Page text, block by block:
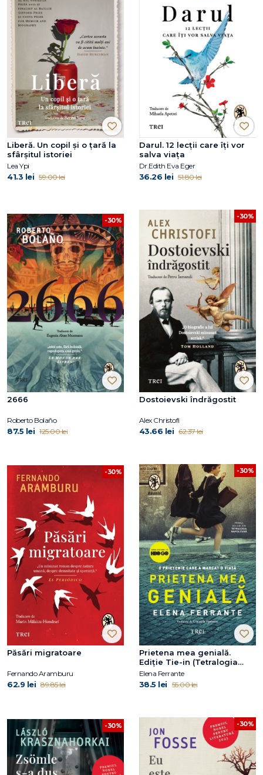
Liberă. Un copil și o țară la
sfârșitul istoriei
Lea Ypi
41.3 lei 59.00 lei
Darul. 12 lecții care îți vor
salva viața
Dr.Edith Eva Eger
36.26 lei 51.80 lei
-30%
2666
Roberto Bolaño
87.5 lei 125.00 lei
-30%
Dostoievski îndrăgostit
Alex Christofi
43.66 lei 62.37 lei
-30%
Păsări migratoare
Fernando Aramburu
62.9 lei 89.85 lei
-30%
Prietena mea genială.
Ediție Tie-in (Tetralogia
Napolitană, vol. 1)
Elena Ferrante
38.5 lei 55.00 lei
-30% -30%